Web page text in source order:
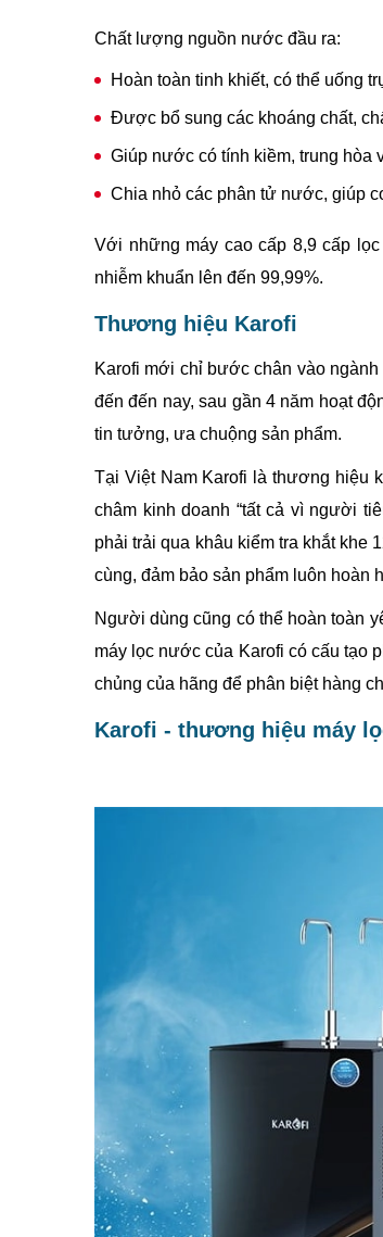
Chất lượng nguồn nước đầu ra:
Hoàn toàn tinh khiết, có thể uống
Được bổ sung các khoáng chất,
Giúp nước có tính kiềm, trung hòa
Chia nhỏ các phân tử nước, giúp
Với những máy cao cấp 8,9 cấp
nhiễm khuẩn lên đến 99,99%.
Thương hiệu Karofi
Karofi mới chỉ bước chân vào
đến đến nay, sau gần 4 năm hoạt
tin tưởng, ưa chuộng sản phẩm.
Tại Việt Nam Karofi là thương hiệu
châm kinh doanh “tất cả vì người
phải trải qua khâu kiểm tra khắt khe
cùng, đảm bảo sản phẩm luôn hoàn
Người dùng cũng có thể hoàn toàn
máy lọc nước của Karofi có cấu tạo
chủng của hãng để phân biệt hàng
Karofi - thương hiệu máy